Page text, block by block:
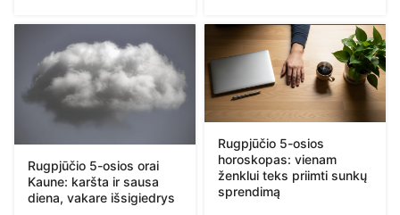
Rugpjūčio 5-osios orai
Kaune: karšta ir sausa
diena, vakare išsigiedrys
Rugpjūčio 5-osios
horoskopas: vienam
ženklui teks priimti sunkų
sprendimą